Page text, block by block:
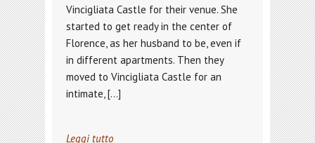
Vincigliata Castle for their venue. She
started to get ready in the center of
Florence, as her husband to be, even if
in different apartments. Then they
moved to Vincigliata Castle for an
intimate, […]
Leggi tutto